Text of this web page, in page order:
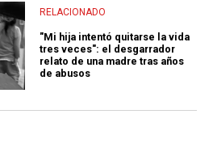
RELACIONADO
"Mi hija intentó quitarse la vida
tres veces": el desgarrador
relato de una madre tras años
de abusos